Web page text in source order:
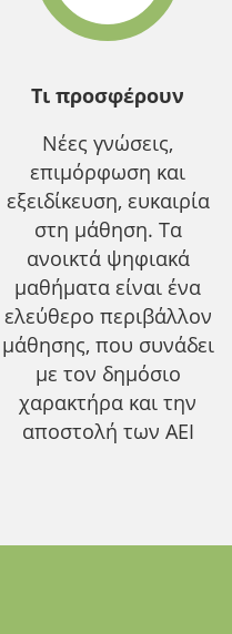
Τι προσφέρουν
Νέες γνώσεις,
επιμόρφωση και
εξειδίκευση, ευκαιρία
στη μάθηση. Τα
ανοικτά ψηφιακά
μαθήματα είναι ένα
ελεύθερο περιβάλλον
μάθησης, που συνάδει
με τον δημόσιο
χαρακτήρα και την
αποστολή των ΑΕΙ